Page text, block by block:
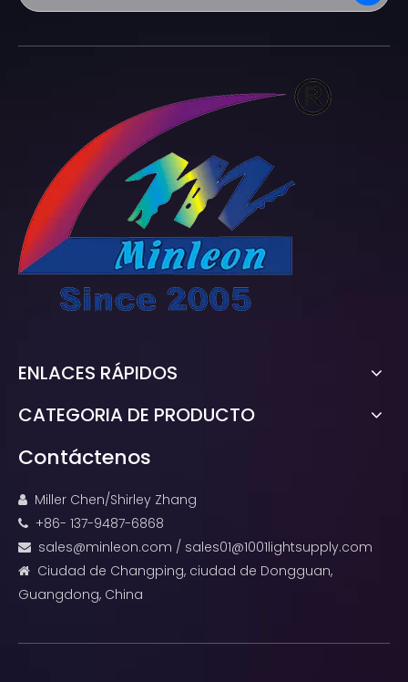
ENLACES RÁPIDOS
CATEGORIA DE PRODUCTO
Contáctenos
 Miller Chen/Shirley Zhang
 +86- 137-9487-6868
 sales@minleon.com / sales01@1001lightsupply.com

Ciudad de Changping, ciudad de Dongguan,
Guangdong, China